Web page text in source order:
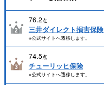
76.2点
三井ダイレクト損害保険
※公式サイトへ遷移します。
74.5点
チューリッヒ保険
※公式サイトへ遷移します。